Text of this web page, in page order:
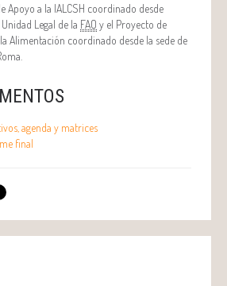
Apoyo a la IALCSH coordinado desde
Unidad Legal de la FAO y el Proyecto de
Alimentación coordinado desde la sede de
agenda y matrices
final